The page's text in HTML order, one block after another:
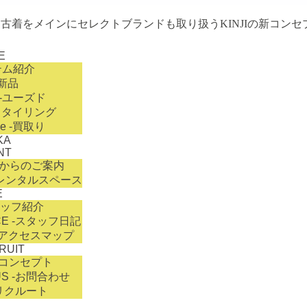
着をメインにセレクトブランドも取り扱うKINJIの新コンセ
紹介
品
ーズド
イリング
-買取り
らのご案内
ンタルスペース
フ紹介
-スタッフ日記
クセスマップ
ンセプト
-お問合わせ
ルート